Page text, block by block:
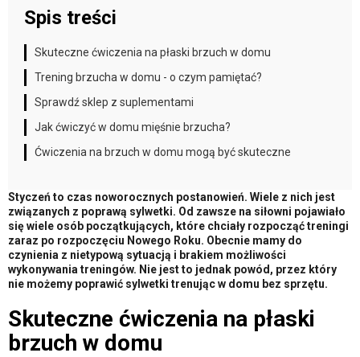
Spis treści
Skuteczne ćwiczenia na płaski brzuch w domu
Trening brzucha w domu - o czym pamiętać?
Sprawdź sklep z suplementami
Jak ćwiczyć w domu mięśnie brzucha?
Ćwiczenia na brzuch w domu mogą być skuteczne
Styczeń to czas noworocznych postanowień. Wiele z nich jest
związanych z poprawą sylwetki. Od zawsze na siłowni pojawiało
się wiele osób początkujących, które chciały rozpocząć treningi
zaraz po rozpoczęciu Nowego Roku. Obecnie mamy do
czynienia z nietypową sytuacją i brakiem możliwości
wykonywania treningów. Nie jest to jednak powód, przez który
nie możemy poprawić sylwetki trenując w domu bez sprzętu.
Skuteczne ćwiczenia na płaski
brzuch w domu